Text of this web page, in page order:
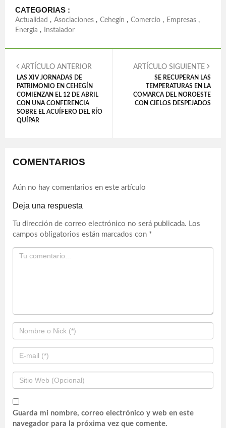
CATEGORIAS :
Actualidad , Asociaciones , Cehegín , Comercio , Empresas ,
Energía , Instalador
ARTÍCULO ANTERIOR
LAS XIV JORNADAS DE
PATRIMONIO EN CEHEGÍN
COMIENZAN EL 12 DE ABRIL
CON UNA CONFERENCIA
SOBRE EL ACUÍFERO DEL RÍO
QUÍPAR
ARTÍCULO SIGUIENTE
SE RECUPERAN LAS
TEMPERATURAS EN LA
COMARCA DEL NOROESTE
CON CIELOS DESPEJADOS
COMENTARIOS
Aún no hay comentarios en este artículo
Deja una respuesta
Tu dirección de correo electrónico no será publicada. Los
campos obligatorios están marcados con *
Guarda mi nombre, correo electrónico y web en este
navegador para la próxima vez que comente.